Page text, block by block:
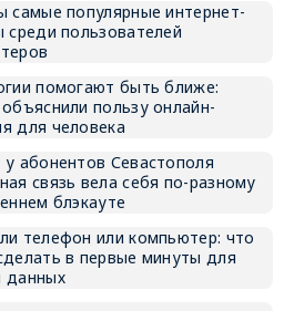
самые популярные интернет-
среди пользователей
помогают быть ближе:
пользу онлайн-
для человека
абонентов Севастополя
связь вела себя по-разному
блэкауте
телефон или компьютер: что
в первые минуты для
данных